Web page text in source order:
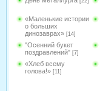
«Маленькие истории
о больших
динозаврах» [14]
"Осенний букет
поздравлений" [7]
«Хлеб всему
голова!» [11]